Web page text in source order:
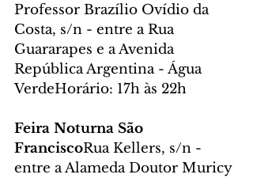
Professor Brazílio Ovídio da
Costa, s/n - entre a Rua
Guararapes e a Avenida
República Argentina - Água
VerdeHorário: 17h às 22h
Feira Noturna São
FranciscoRua Kellers, s/n -
entre a Alameda Doutor Muricy